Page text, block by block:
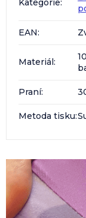
Kategorie:
EAN:
Materiál:
Praní:
Metoda tisku: